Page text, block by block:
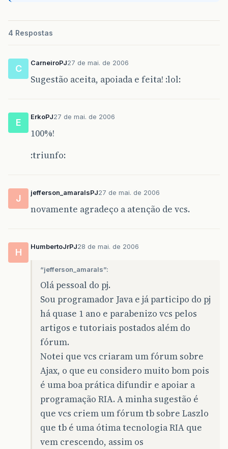
4 Respostas
C
CarneiroPJ27 de mai. de 2006
Sugestão aceita, apoiada e feita! :lol:
E
ErkoPJ27 de mai. de 2006
100%!
:triunfo:
J
jefferson_amaralsPJ27 de mai. de 2006
novamente agradeço a atenção de vcs.
H
HumbertoJrPJ28 de mai. de 2006
“jefferson_amarals”:
Olá pessoal do pj.
Sou programador Java e já participo do pj
há quase 1 ano e parabenizo vcs pelos
artigos e tutoriais postados além do
fórum.
Notei que vcs criaram um fórum sobre
Ajax, o que eu considero muito bom pois
é uma boa prática difundir e apoiar a
programação RIA. A minha sugestão é
que vcs criem um fórum tb sobre Laszlo
que tb é uma ótima tecnologia RIA que
vem crescendo, assim os